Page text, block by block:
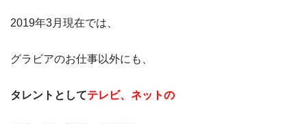
2019年3月現在では、
グラビアのお仕事以外にも、
タレントとしてテレビ、ネットの